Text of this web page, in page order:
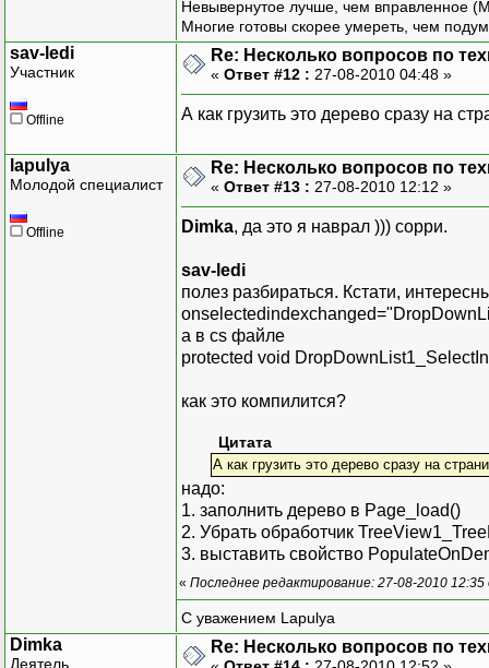
Невывернутое лучше, чем вправленное
Многие готовы скорее умереть, чем
sav-ledi
Участник
Offline
Re: Несколько вопросов по
« Ответ #12 : 27-08-2010 04:48 »
А как грузить это дерево сразу на
lapulya
Молодой специалист
Offline
Re: Несколько вопросов по
« Ответ #13 : 27-08-2010 12:12 »
Dimka, да это я наврал ))) сорри.
sav-ledi
полез разбираться. Кстати,
а в cs файле
protected void
как это компилится?
Цитата
А как грузить это дерево сразу на
надо:
1. заполнить дерево в Page_load()
2. Убрать обработчик
3. выставить свойство
« Последнее редактирование: 27-08-2010
С уважением Lapulya
Dimka
Деятель
Re: Несколько вопросов по